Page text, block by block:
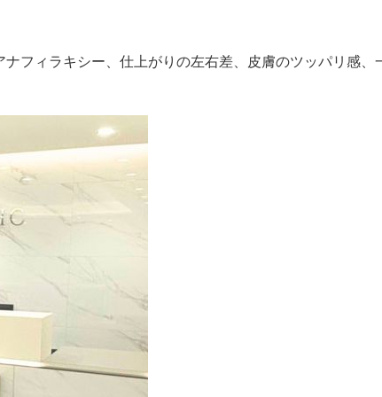
フィラキシー、仕上がりの左右差、皮膚のツッパリ感、